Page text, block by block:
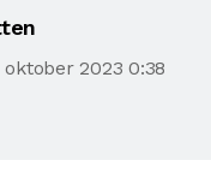
2023 0:38